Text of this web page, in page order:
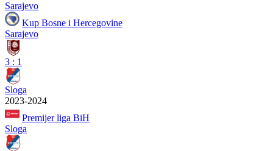
Sarajevo
Kup Bosne i Hercegovine
Sarajevo
3 : 1
Sloga
2023-2024
Premijer liga BiH
Sloga